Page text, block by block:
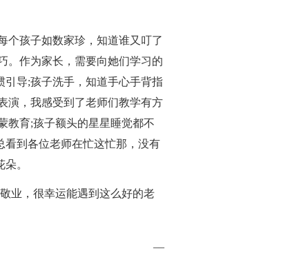
个孩子如数家珍，知道谁又叮了
。作为家长，需要向她们学习的
导;孩子洗手，知道手心手背指
演，我感受到了老师们教学有方
教育;孩子额头的星星睡觉都不
到各位老师在忙这忙那，没有
。
业，很幸运能遇到这么好的老